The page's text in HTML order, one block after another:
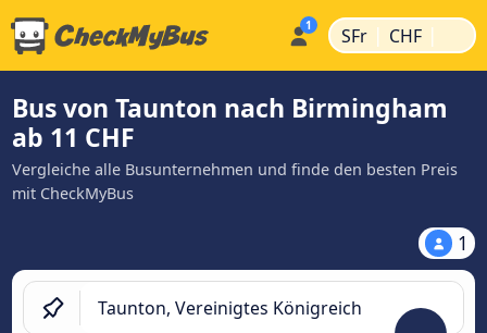
SFr | CHF |
Bus von Taunton nach Birmingham
ab 11 CHF
Vergleiche alle Busunternehmen und finde den besten Preis
mit CheckMyBus
1